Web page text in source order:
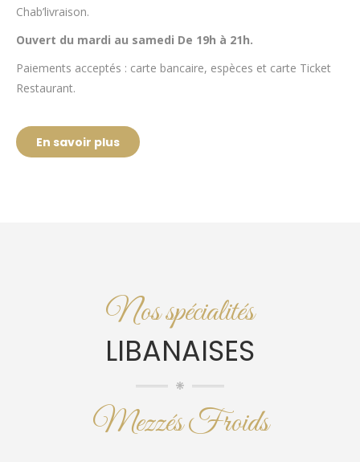
Chab’livraison.
Ouvert du mardi au samedi De 19h à 21h.
Paiements acceptés : carte bancaire, espèces et carte Ticket
Restaurant.
En savoir plus
Nos spécialités
LIBANAISES
Mezzés Froids